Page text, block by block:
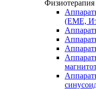
Физиотерапия
(EME,